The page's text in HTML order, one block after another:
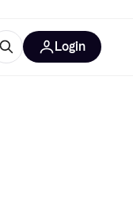
Login